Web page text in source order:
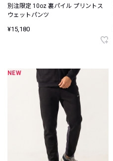
別注限定 10oz 裏パイル プリントス
ウェットパンツ
¥15,180
NEW